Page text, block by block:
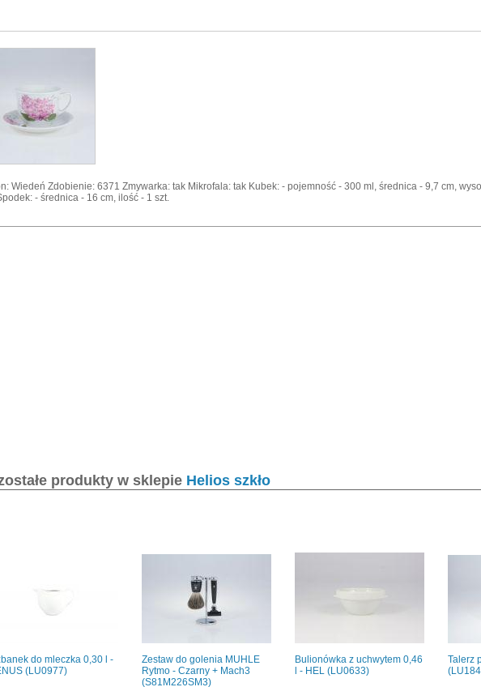
Wiedeń Zdobienie: 6371 Zmywarka: tak Mikrofala: tak Kubek: - pojemność - 300 ml, średnica - 9,7 cm,
- średnica - 16 cm, ilość - 1 szt.
produkty w sklepie Helios szkło
do mleczka 0,30 l -
(LU0977)
Zestaw do golenia MUHLE
Rytmo - Czarny + Mach3
(S81M226SM3)
Bulionówka z uchwytem 0,46
l - HEL (LU0633)
Talerz